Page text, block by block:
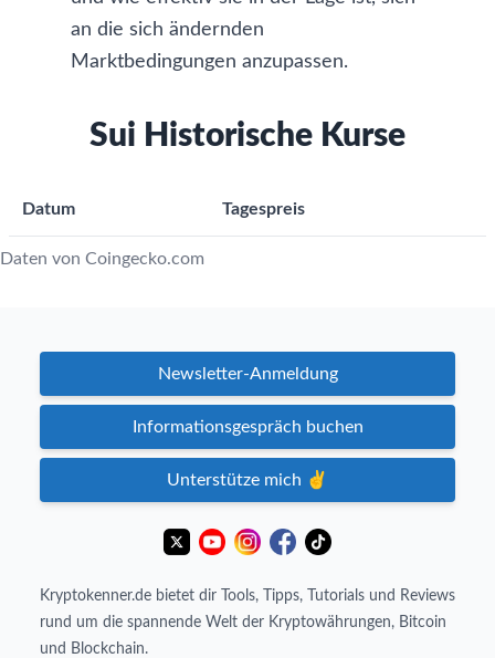
an die sich ändernden
Marktbedingungen anzupassen.
Sui Historische Kurse
Datum Tagespreis
Daten von Coingecko.com
Newsletter-Anmeldung
Informationsgespräch buchen
Unterstütze mich ✌️
Kryptokenner.de bietet dir Tools, Tipps, Tutorials und Reviews
rund um die spannende Welt der Kryptowährungen, Bitcoin
und Blockchain.